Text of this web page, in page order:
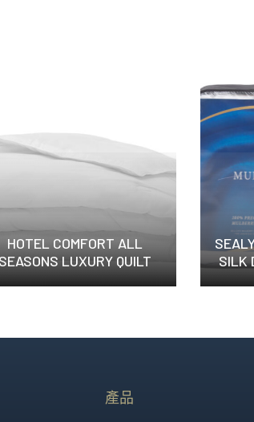
HOTEL COMFORT ALL
SEASONS LUXURY QUILT
SILK
產品